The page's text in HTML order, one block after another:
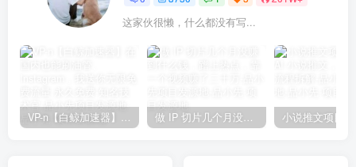
这家伙很懒，什么都没有写...
VP-n【白鲸加速器】在国内也能刷油管、Instagram，我送你无限免费流量 永久免费-知名技术官-品小先项目发源地 做 IP 切片几个月没赚到什么钱，蹭上热点，靠一个视频赚了二十万-品小先项目发源地